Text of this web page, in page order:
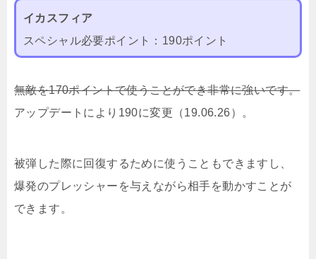
イカスフィア
スペシャル必要ポイント：190ポイント
無敵を170ポイントで使うことができ非常に強いです。
アップデートにより190に変更（19.06.26）。
被弾した際に回復するために使うこともできますし、
爆発のプレッシャーを与えながら相手を動かすことが
できます。